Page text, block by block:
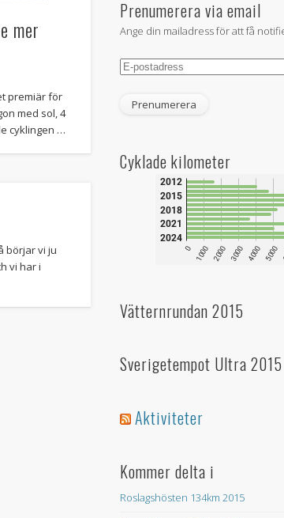
mer
premiär för
med sol, 4
cyklingen …
börjar vi ju
vi har i
Prenumerera via email
Ange din mailadress för att få
E-
Cyklade kilometer
Vätternrundan 2015
Sverigetempot Ultra 2015
Aktiviteter
Kommer delta i
Roslagshösten 134km 2015